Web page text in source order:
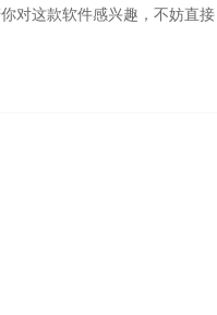
对这款软件感兴趣，不妨直接